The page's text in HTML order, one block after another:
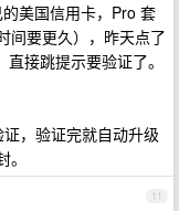
美国信用卡，Pro 套
间要更久），昨天点了
接跳提示要验证了。
，验证完就自动升级
11